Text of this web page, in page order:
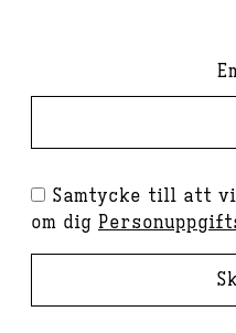
Samtycke till att
om dig